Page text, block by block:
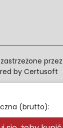
(brutto):
przez
byCertusoft